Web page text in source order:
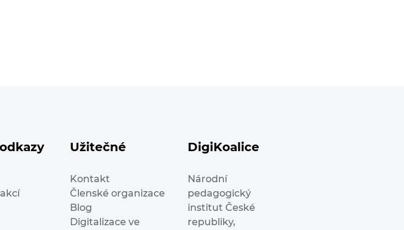
Užitečné
Kontakt
Členské organizace
Blog
Digitalizace ve
DigiKoalice
Národní
pedagogický
institut České
republiky,